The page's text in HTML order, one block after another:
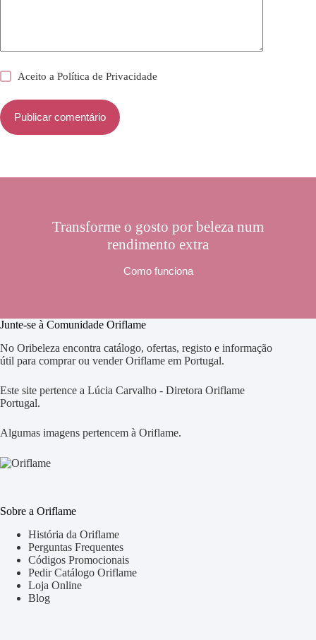
Aceito aPolítica de Privacidade
Publicar comentário
Transforme o gosto por beleza num
rendimento extra
Como funciona
Junte-se à Comunidade Oriflame
No Oribeleza encontra catálogo, ofertas, registo e informação
útil para comprar ou vender Oriflame em Portugal.
Este site pertence a Lúcia Carvalho - Diretora Oriflame
Portugal.
Algumas imagens pertencem à Oriflame.
Sobre a Oriflame
História da Oriflame
Perguntas Frequentes
Códigos Promocionais
Pedir Catálogo Oriflame
Loja Online
Blog